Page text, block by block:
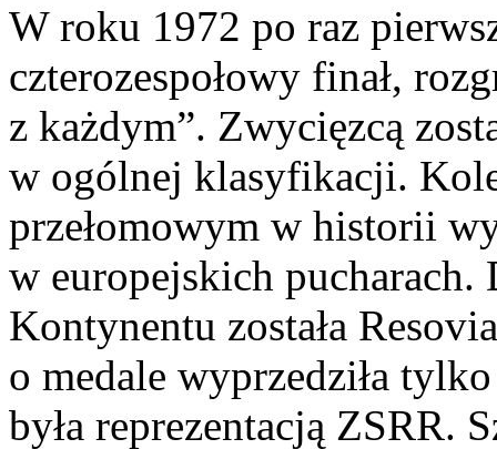
W roku 1972 po raz
czterozespołowy finał,
z każdym”. Zwycięzcą
w ogólnej klasyfikacji.
przełomowym w historii
w europejskich pucharach.
Kontynentu została
o medale wyprzedziła
była reprezentacją ZSRR.